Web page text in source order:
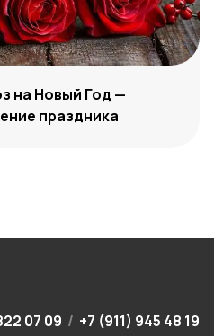
на Новый Год —
праздника
07 09 / +7 (911) 945 48 19